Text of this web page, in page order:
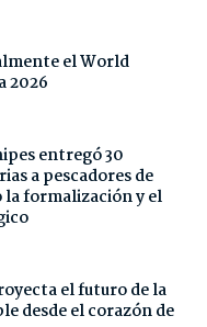
el World
2026
entregó 30
a pescadores de
formalización y el
el futuro de la
desde el corazón de